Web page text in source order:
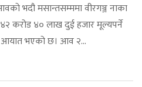
भदौ मसान्तसम्ममा वीरगञ्ज नाका
करोड ४० लाख दुई हजार मूल्यपर्ने
आयात भएको छ। आव २...